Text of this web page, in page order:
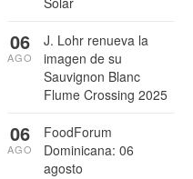
J. Lohr renueva la
imagen de su
Sauvignon Blanc
Flume Crossing 2025
06
AGO
FoodForum
Dominicana: 06
agosto
06
AGO